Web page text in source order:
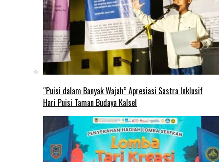
“Puisi dalam Banyak Wajah” Apresiasi Sastra Inklusif
Hari Puisi Taman Budaya Kalsel